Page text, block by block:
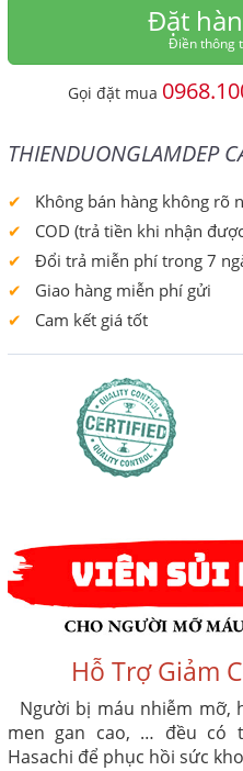
Đặt
Điền thông
Gọi đặt mua
THIENDUONGLAMDEP
Không bán hàng không rõ
COD (trả tiền khi nhận
Đổi trả miễn phí trong 7
Giao hàng miễn phí gửi
Cam kết giá tốt
Hỗ Trợ Giảm
Người bị máu nhiễm mỡ,
men gan cao, … đều có
Hasachi để phục hồi sức